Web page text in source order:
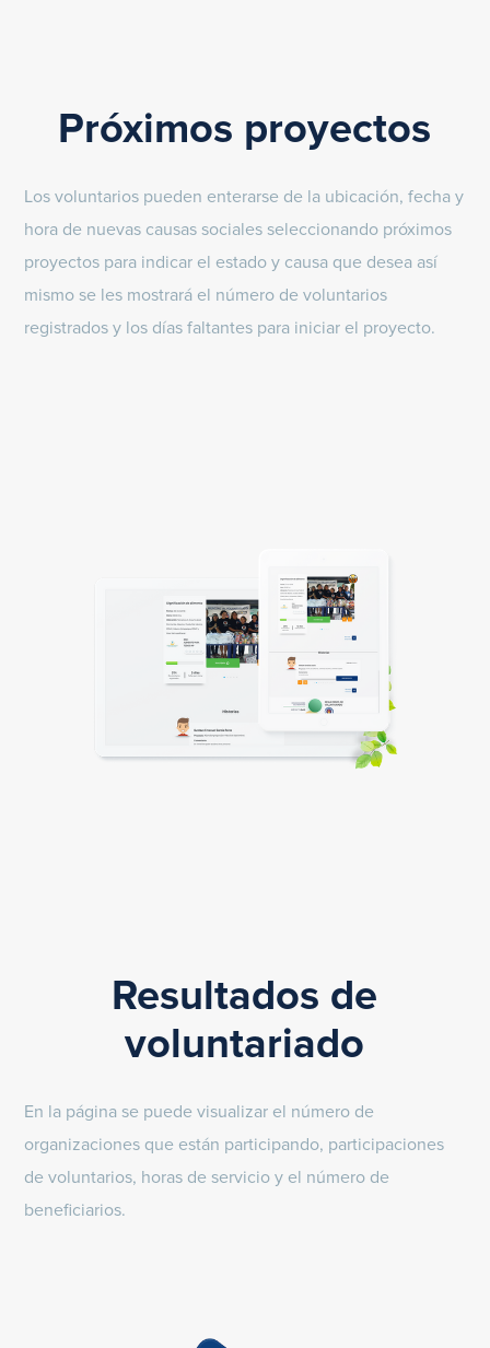
Próximos proyectos
Los voluntarios pueden enterarse de la ubicación, fecha y
hora de nuevas causas sociales seleccionando próximos
proyectos para indicar el estado y causa que desea así
mismo se les mostrará el número de voluntarios
registrados y los días faltantes para iniciar el proyecto.
Resultados de
voluntariado
En la página se puede visualizar el número de
organizaciones que están participando, participaciones
de voluntarios, horas de servicio y el número de
beneficiarios.